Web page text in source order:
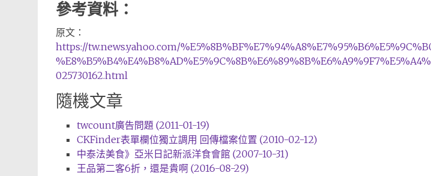
參考資料：
原文：
https://tw.news.yahoo.com/
025730162.html
隨機文章
twcount廣告問題 (2011-01-19)
CKFinder表單欄位獨立調用 回傳檔案位置 (2010-02-12)
中泰法美食》亞米日記新派洋食會館 (2007-10-31)
王品第二客6折，還是貴啊 (2016-08-29)